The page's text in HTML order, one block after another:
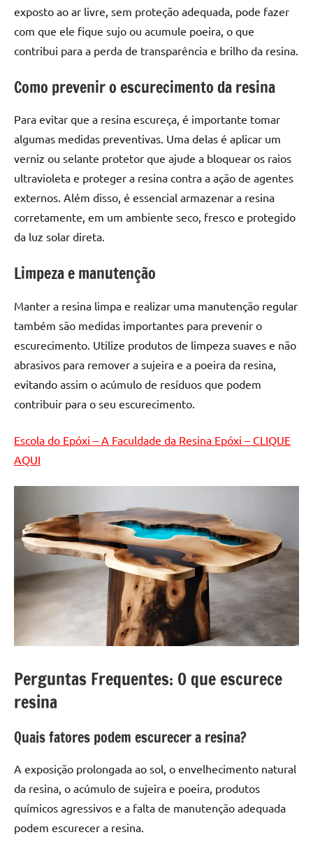
de
alta
como
populares
River
Tables
e
mesas
resinadas.
exposto ao ar livre, sem proteção adequada, pode fazer
com que ele fique sujo ou acumule poeira, o que
contribui para a perda de transparência e brilho da resina.
Como prevenir o escurecimento da resina
Para evitar que a resina escureça, é importante tomar
algumas medidas preventivas. Uma delas é aplicar um
verniz ou selante protetor que ajude a bloquear os raios
ultravioleta e proteger a resina contra a ação de agentes
externos. Além disso, é essencial armazenar a resina
corretamente, em um ambiente seco, fresco e protegido
da luz solar direta.
Limpeza e manutenção
Manter a resina limpa e realizar uma manutenção regular
também são medidas importantes para prevenir o
escurecimento. Utilize produtos de limpeza suaves e não
abrasivos para remover a sujeira e a poeira da resina,
evitando assim o acúmulo de resíduos que podem
contribuir para o seu escurecimento.
Escola do Epóxi – A Faculdade da Resina Epóxi – CLIQUE
AQUI
Perguntas Frequentes: O que escurece
resina
Quais fatores podem escurecer a resina?
A exposição prolongada ao sol, o envelhecimento natural
da resina, o acúmulo de sujeira e poeira, produtos
químicos agressivos e a falta de manutenção adequada
podem escurecer a resina.